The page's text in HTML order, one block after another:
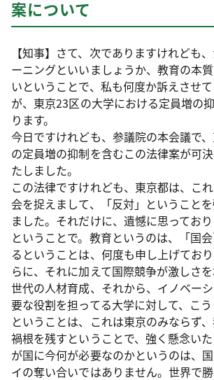
案について
【知事】さて、次でありますけれども
ーニングといいましょうか、教育の本
いということで、私も何度か訴えさせ
が、東京23区の大学における定員増の
ります。
今日ですけれども、参議院の本会議で
の定員増の抑制を含むこの法律案が可
たしました。
この法律ですけれども、東京都は、こ
会を捉えまして、「反対」ということ
ました。それだけに、遺憾に思ってお
ということで。教育というのは、「国
るということは、何度も申し上げてお
らに、それに加えて国際競争が激しさ
世代の人材育成、それから、イノベー
要な役割を担ってる大学に対して、こ
ということは、これは東京のみならず
禍根を残すということで、強く懸念い
が国に今何が必要なのかというのは、
イの奪い合いではありません。世界で